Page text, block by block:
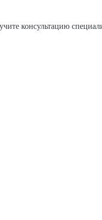
консультацию